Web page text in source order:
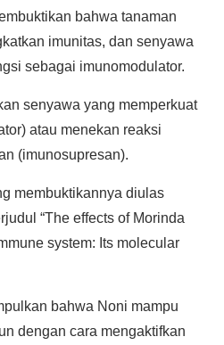
bahwa tanaman
imunitas, dan senyawa
sebagai imunomodulator.
senyawa yang memperkuat
atau menekan reaksi
(imunosupresan).
membuktikannya diulas
“The effects of Morinda
system: Its molecular
bahwa Noni mampu
dengan cara mengaktifkan